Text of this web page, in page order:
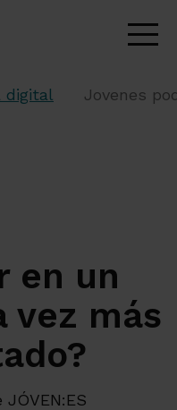
digital Jovenes
en un
vez más